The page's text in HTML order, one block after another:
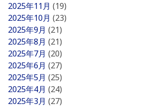
2025年11月 (19)
2025年10月 (23)
2025年9月 (21)
2025年8月 (21)
2025年7月 (20)
2025年6月 (27)
2025年5月 (25)
2025年4月 (24)
2025年3月 (27)